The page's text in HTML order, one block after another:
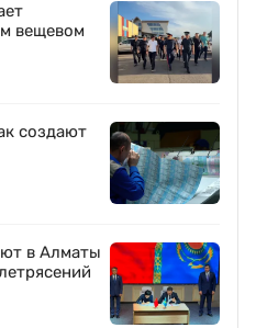
вещевом
создают
в Алматы